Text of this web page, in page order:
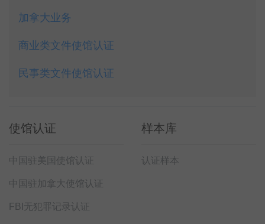
加拿大业务
商业类文件使馆认证
民事类文件使馆认证
使馆认证
中国驻美国使馆认证
中国驻加拿大使馆认证
FBI无犯罪记录认证
样本库
认证样本